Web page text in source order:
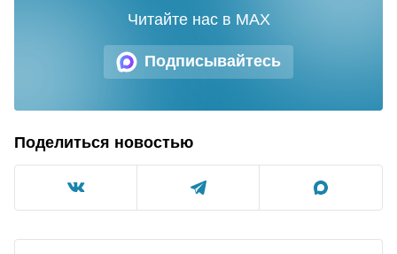
Подписывайтесь
Читайте нас в MAX
Поделиться новостью